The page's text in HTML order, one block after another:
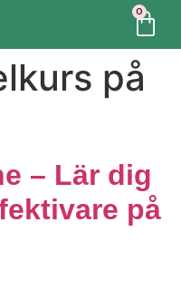
0
på
– Lär dig
på